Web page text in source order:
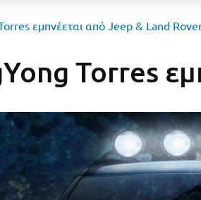
εμπνέεται από Jeep & Land
Torres